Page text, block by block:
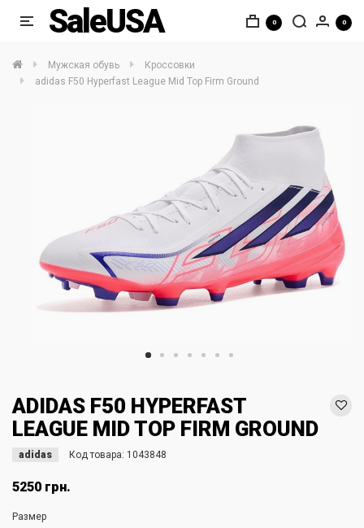
SaleUSA 0 0
Мужская обувь
Кроссовки
adidas F50 Hyperfast League Mid Top Firm Ground
ADIDAS F50 HYPERFAST
LEAGUE MID TOP FIRM GROUND
adidas Код товара: 1043848
5250 грн.
Размер